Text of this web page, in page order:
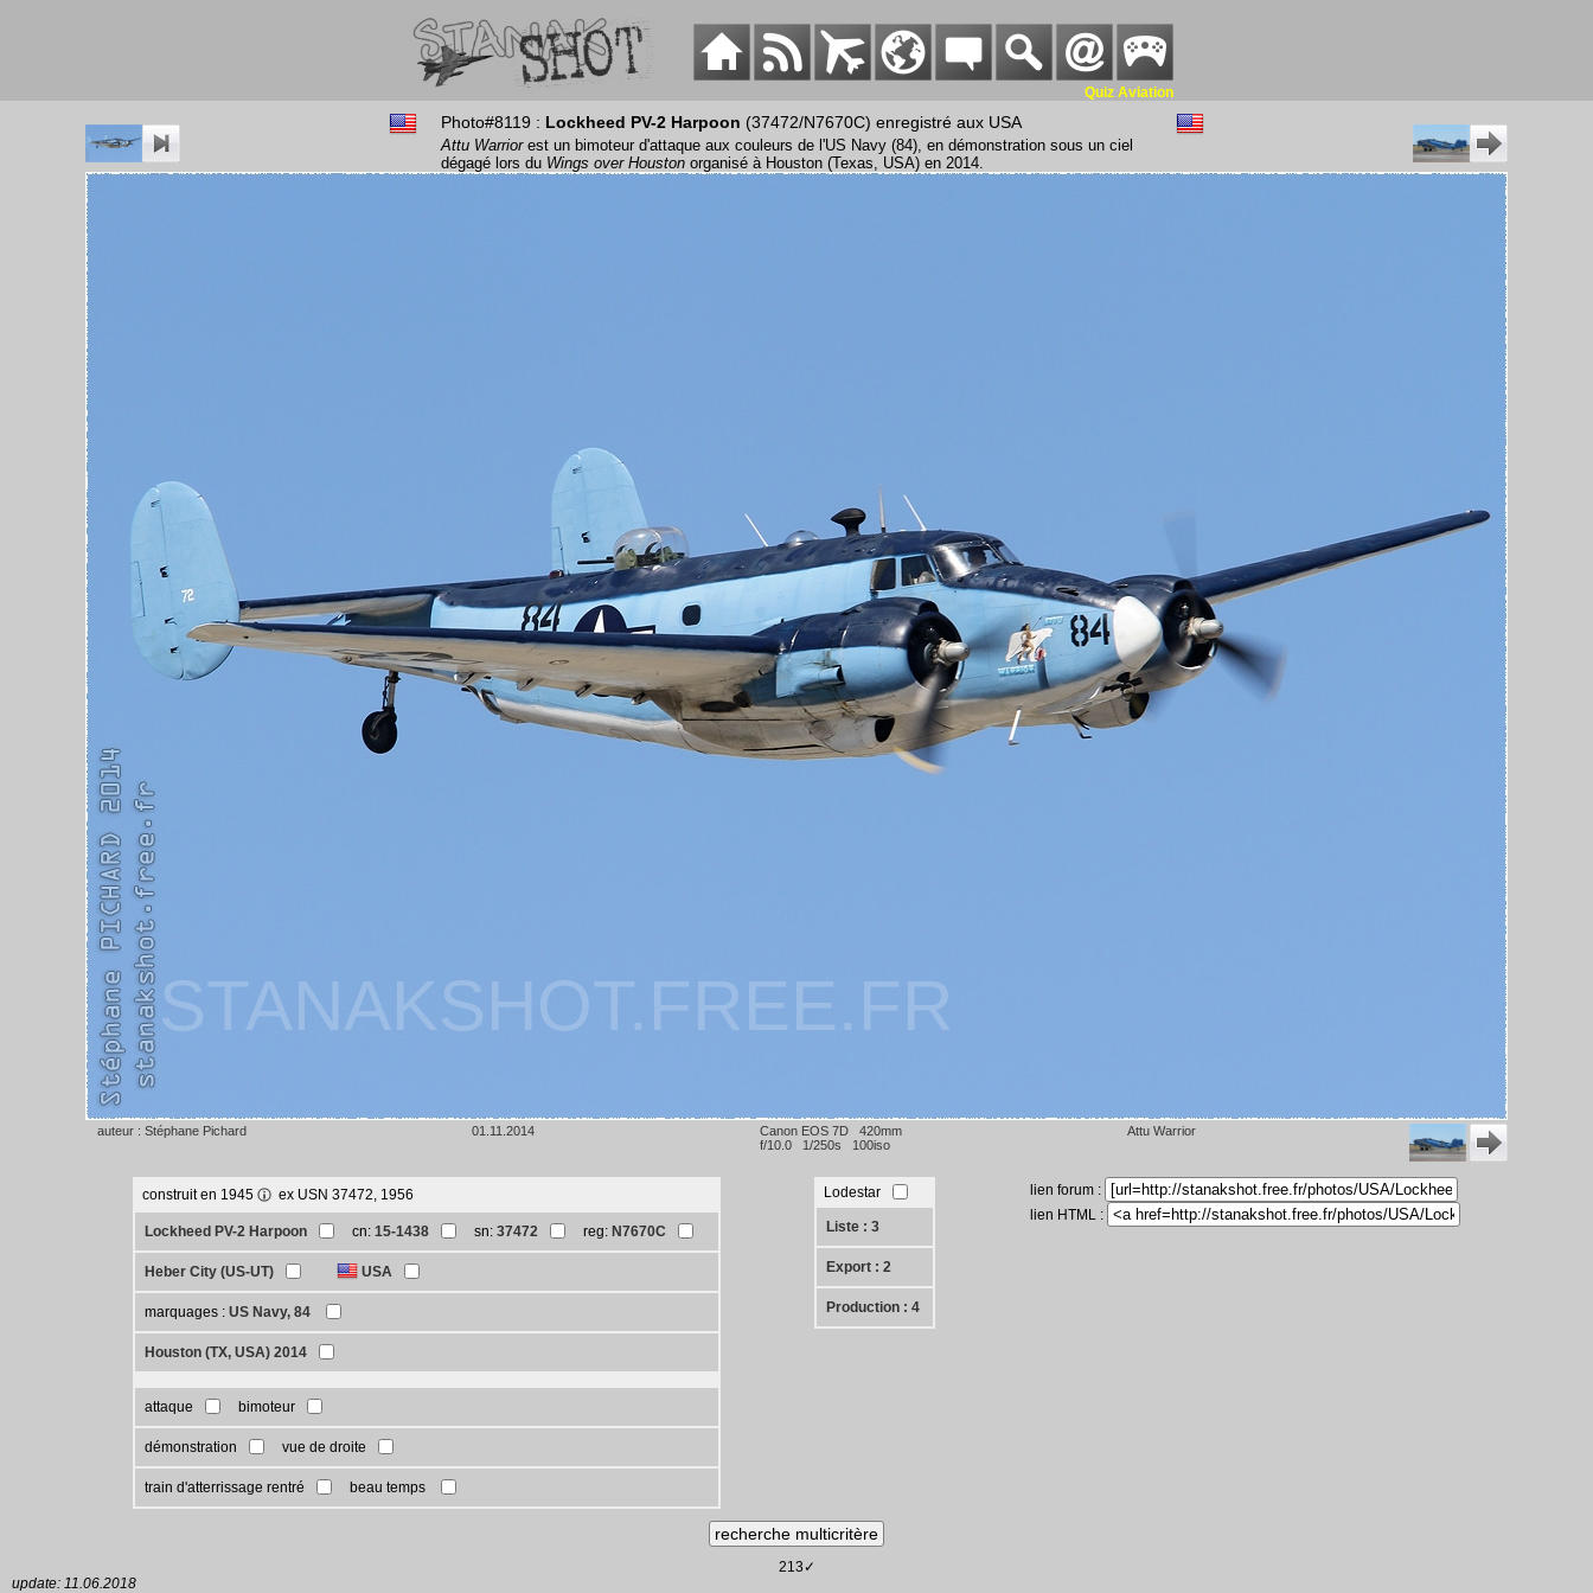
Quiz Aviation
Photo#8119 : Lockheed PV-2 Harpoon (37472/N7670C) enregistré aux USA
Attu Warriorest un bimoteur d'attaque aux couleurs de l'US Navy (84), en démonstration sous un ciel
dégagé lors du Wings over Houston organisé à Houston (Texas, USA) en 2014.
STANAKSHOT.FREE.FR
auteur : Stéphane Pichard 01.11.2014
Canon EOS 7D 420mm
f/10.0 1/250s 100iso
Attu Warrior
construit en 1945 ex USN 37472, 1956
Lockheed PV-2 Harpoon cn: 15-1438 sn: 37472 reg: N7670C
Heber City (US-UT) USA
marquages : US Navy, 84
Houston (TX, USA) 2014
attaque bimoteur
démonstration vue de droite
train d'atterrissage rentré beau temps
Lodestar
Liste : 3
Export : 2
Production : 4
lien forum :
lien HTML :
213✓
update: 11.06.2018